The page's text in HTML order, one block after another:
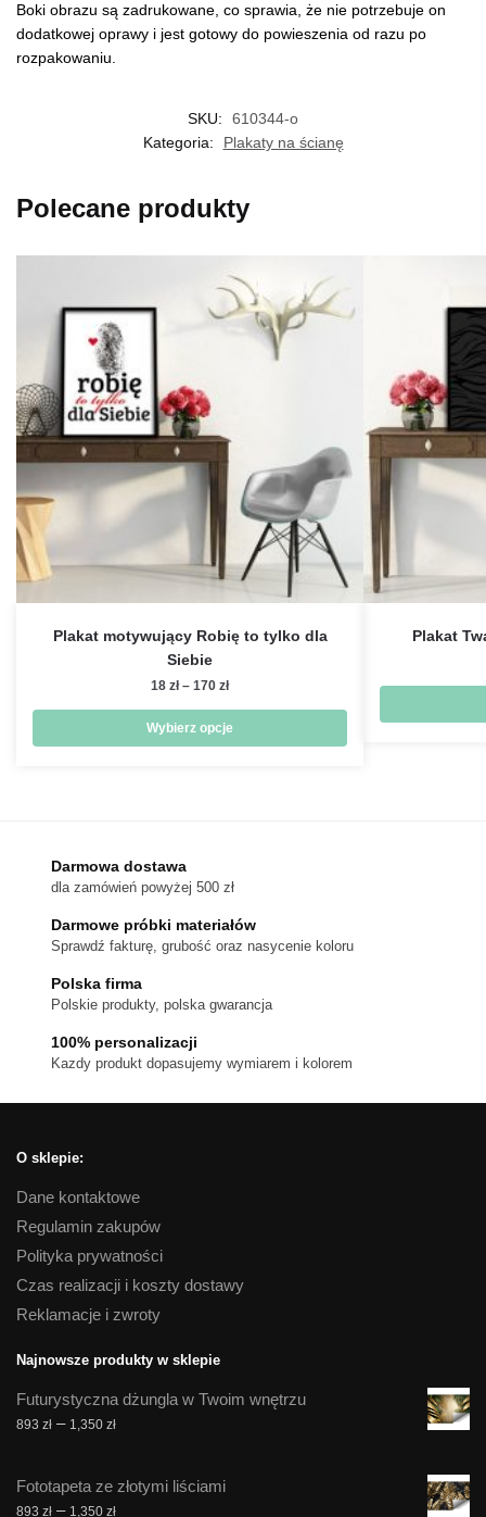
Boki obrazu są zadrukowane, co sprawia, że nie potrzebuje on
dodatkowej oprawy i jest gotowy do powieszenia od razu po
rozpakowaniu.
SKU:
610344-o
Kategoria:
Plakaty na ścianę
Polecane produkty
Plakat motywujący Robię to tylko dla
Siebie
18 zł – 170 złZakres
od
18 zł
Wybierz opcje
Opcje
można
wybrać
stronie
Plakat
Darmowa dostawa
dla zamówień powyżej 500 zł
Darmowe próbki materiałów
Sprawdź fakturę, grubość oraz nasycenie koloru
Polska firma
Polskie produkty, polska gwarancja
100% personalizacji
Kazdy produkt dopasujemy wymiarem i kolorem
O sklepie:
Dane kontaktowe
Regulamin zakupów
Polityka prywatności
Czas realizacji i koszty dostawy
Reklamacje i zwroty
Najnowsze produkty w sklepie
Futurystyczna dżungla w Twoim wnętrzu
893 zł – 1,350 złZakres
893 zł
Fototapeta ze złotymi liściami
893 zł – 1,350 złZakres